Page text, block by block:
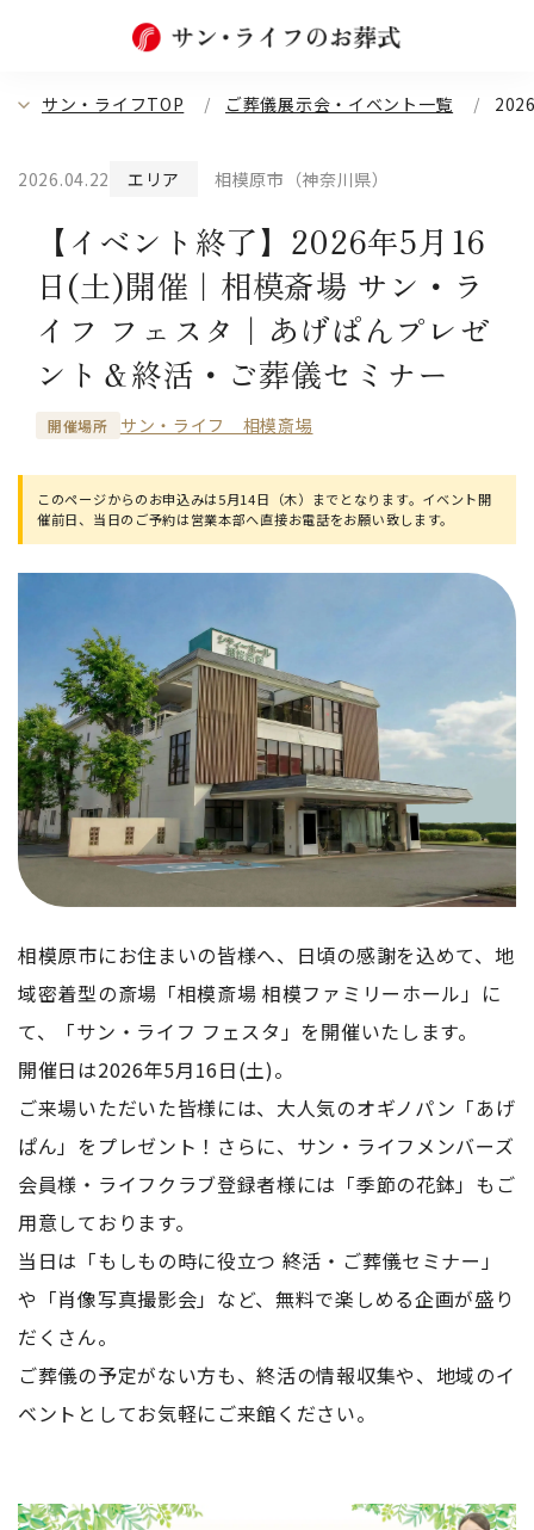
サン・ライフTOP ご葬儀展示会・イベント一覧
2026.04.22 エリア 相模原市（神奈川県）
【イベント終了】2026年5月16
日(土)開催｜相模斎場 サン・ラ
イフ フェスタ｜あげぱんプレゼ
ント＆終活・ご葬儀セミナー
開催場所 サン・ライフ 相模斎場
このページからのお申込みは5月14日（木）までとなります。イベント開
催前日、当日のご予約は営業本部へ直接お電話をお願い致します。
相模原市にお住まいの皆様へ、日頃の感謝を込めて、地
域密着型の斎場「相模斎場 相模ファミリーホール」に
て、「サン・ライフ フェスタ」を開催いたします。
開催日は2026年5月16日(土)。
ご来場いただいた皆様には、大人気のオギノパン「あげ
ぱん」をプレゼント！さらに、サン・ライフメンバーズ
会員様・ライフクラブ登録者様には「季節の花鉢」もご
用意しております。
当日は「もしもの時に役立つ 終活・ご葬儀セミナー」
や「肖像写真撮影会」など、無料で楽しめる企画が盛り
だくさん。
ご葬儀の予定がない方も、終活の情報収集や、地域のイ
ベントとしてお気軽にご来館ください。